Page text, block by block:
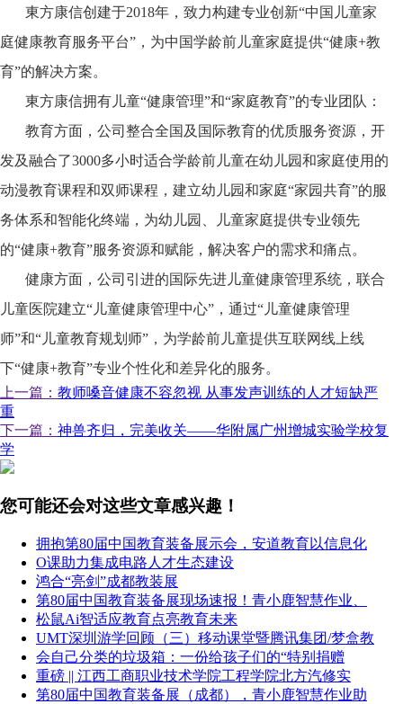
東方康信创建于2018年，致力构建专业创新“中国儿童家
庭健康教育服务平台”，为中国学龄前儿童家庭提供“健康+教
育”的解决方案。
東方康信拥有儿童“健康管理”和“家庭教育”的专业团队：
教育方面，公司整合全国及国际教育的优质服务资源，开
发及融合了3000多小时适合学龄前儿童在幼儿园和家庭使用的
动漫教育课程和双师课程，建立幼儿园和家庭“家园共育”的服
务体系和智能化终端，为幼儿园、儿童家庭提供专业领先
的“健康+教育”服务资源和赋能，解决客户的需求和痛点。
健康方面，公司引进的国际先进儿童健康管理系统，联合
儿童医院建立“儿童健康管理中心”，通过“儿童健康管理
师”和“儿童教育规划师”，为学龄前儿童提供互联网线上线
下“健康+教育”专业个性化和差异化的服务。
上一篇： 教师嗓音健康不容忽视 从事发声训练的人才短缺严
重
下一篇： 神兽齐归，完美收关——华附属广州增城实验学校复
学
您可能还会对这些文章感兴趣！
拥抱第80届中国教育装备展示会，安道教育以信息化
O课助力集成电路人才生态建设
鸿合“亮剑”成都教装展
第80届中国教育装备展现场速报！青小鹿智慧作业、
松鼠Ai智适应教育点亮教育未来
UMT深圳游学回顾（三）移动课堂暨腾讯集团/梦盒教
会自己分类的垃圾箱：一份给孩子们的“特别捐赠
重磅 || 江西工商职业技术学院工程学院北方汽修实
第80届中国教育装备展（成都），青小鹿智慧作业助